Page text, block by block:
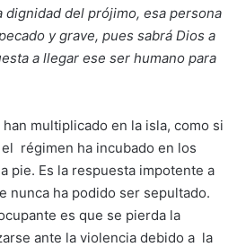
dignidad del prójimo, esa persona
y grave, pues sabrá Dios a
a llegar ese ser humano para
multiplicado en la isla, como si
régimen ha incubado en los
pie. Es la respuesta impotente a
nunca ha podido ser sepultado.
es que se pierda la
ante la violencia debido a la